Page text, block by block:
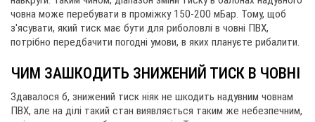
човна може перебувати в проміжку 150-200 мБар. Тому, щоб
з'ясувати, який тиск має бути для риболовлі в човні ПВХ,
потрібно передбачити погодні умови, в яких плануєте рибалити.
ЧИМ ЗАШКОДИТЬ ЗНИЖЕНИЙ ТИСК В ЧОВНІ
Здавалося б, знижений тиск ніяк не шкодить надувним човнам
ПВХ, але на ділі такий стан виявляється таким же небезпечним,